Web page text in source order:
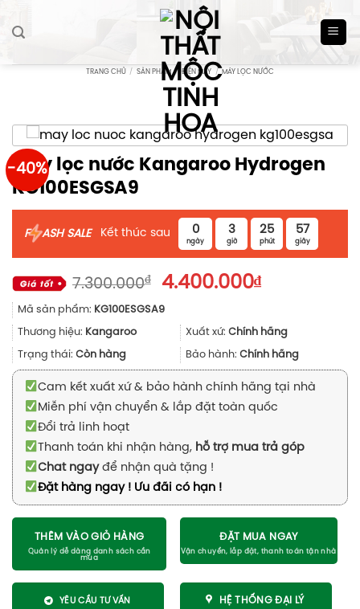
TRANG CHỦ / SẢN PHẨM / ĐIỆN MÁY / MÁY LỌC NƯỚC
-40%
Máy lọc nước Kangaroo Hydrogen
KG100ESGSA9
F ASH SALE Kết thúc sau 0
ngày
3
giờ
25
phút
57
giây
7.300.000₫
Giá
gốc
là:
7.300.000₫.
4.400.000₫Giá
là:
4.400.000₫.
Mã sản phẩm: KG100ESGSA9
Thương hiệu: Kangaroo Xuất xứ: Chính hãng
Trạng thái: Còn hàng Bảo hành: Chính hãng
Cam kết xuất xứ & bảo hành chính hãng tại nhà
Miễn phí vận chuyển & lắp đặt toàn quốc
Đổi trả linh hoạt
Thanh toán khi nhận hàng, hỗ trợ mua trả góp
Chat ngayđể nhận quà tặng !
Đặt hàng ngay ! Ưu đãi có hạn !
THÊM VÀO GIỎ HÀNG ĐẶT MUA NGAY
YÊU CẦU TƯ VẤN HỆ THỐNG ĐẠI LÝ